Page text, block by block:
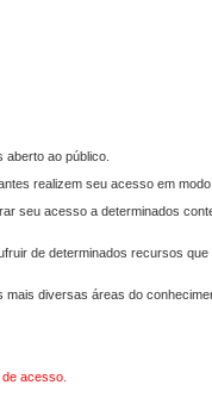
ao público.
realizem seu acesso em
seu acesso a determinados
de determinados recursos
diversas áreas do
acesso.